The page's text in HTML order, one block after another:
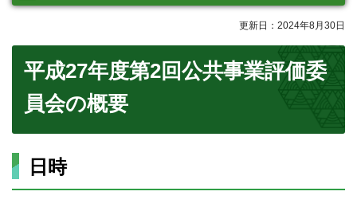
更新日：2024年8月30日
平成27年度第2回公共事業評価委
員会の概要
日時